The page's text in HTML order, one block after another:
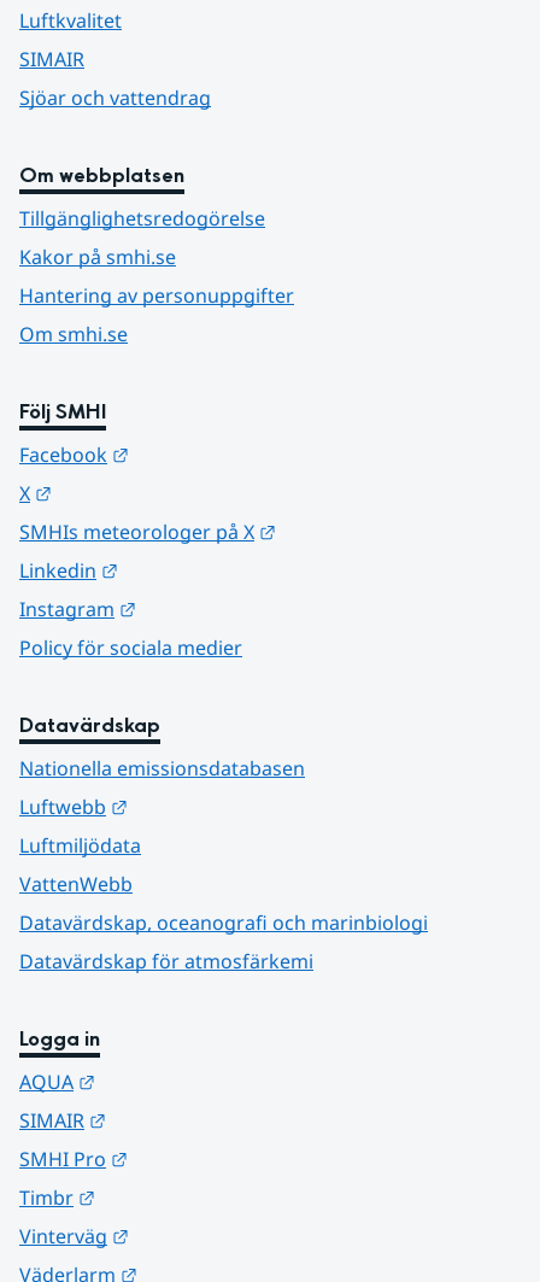
Luftkvalitet
SIMAIR
Sjöar och vattendrag
Om webbplatsen
Tillgänglighetsredogörelse
Kakor på smhi.se
Hantering av personuppgifter
Om smhi.se
Följ SMHI
Facebook
X
SMHIs meteorologer på X
Linkedin
Instagram
Policy för sociala medier
Datavärdskap
Nationella emissionsdatabasen
Luftwebb
Luftmiljödata
VattenWebb
Datavärdskap, oceanografi och marinbiologi
Datavärdskap för atmosfärkemi
Logga in
AQUA
SIMAIR
SMHI Pro
Timbr
Vinterväg
Väderlarm